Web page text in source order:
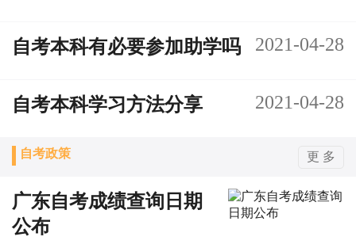
自考本科有必要参加助学吗 2021-04-28
自考本科学习方法分享 2021-04-28
自考政策 更 多
广东自考成绩查询日期
公布